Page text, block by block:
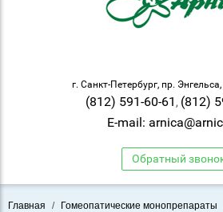
г. Санкт-Петербург, пр.
(812) 591-60-61 , (812)
E-mail:
Обратный
Главная / Гомеопатические монопрепараты